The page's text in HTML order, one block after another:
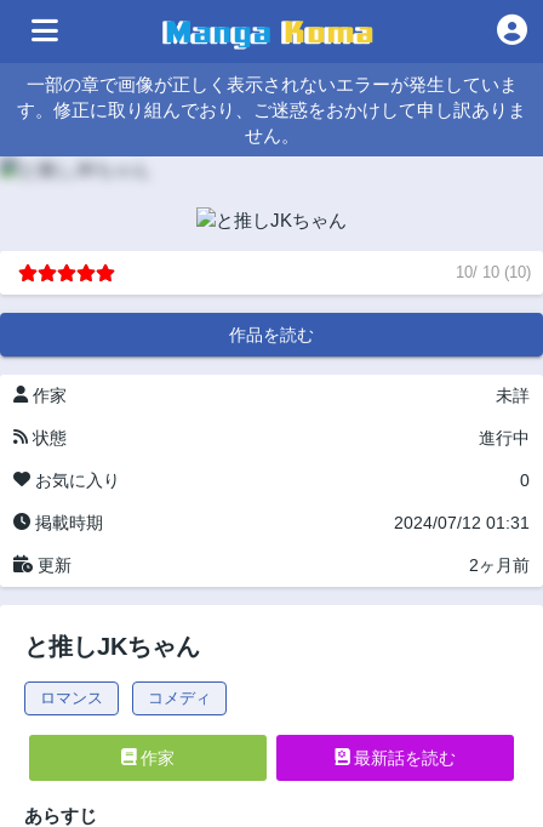
一部の章で画像が正しく表示されないエラーが発生していま
す。修正に取り組んでおり、ご迷惑をおかけして申し訳ありま
せん。
10/ 10 (10)
作品を読む
作家 未詳
状態 進行中
お気に入り 0
掲載時期 2024/07/12 01:31
更新 2ヶ月前
と推しJKちゃん
ロマンス コメディ
作家 最新話を読む
あらすじ